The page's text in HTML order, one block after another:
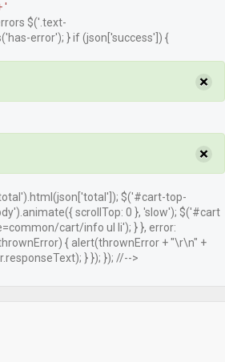
'
$('.text-
error'); } if (json['success']) {
×
×
$('#cart-top-
scrollTop: 0 }, 'slow'); $('#cart
cart/info ul li'); } }, error:
{ alert(thrownError + "\r\n" +
} }); }); //-->